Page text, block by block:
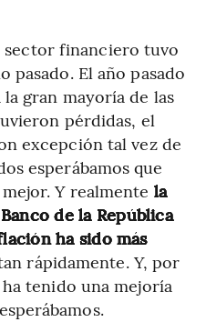
sector financiero tuvo
El año pasado
gran mayoría de las
pérdidas, el
excepción tal vez de
esperábamos que
Y realmente la
de la República
ha sido más
rápidamente. Y, por
tenido una mejoría